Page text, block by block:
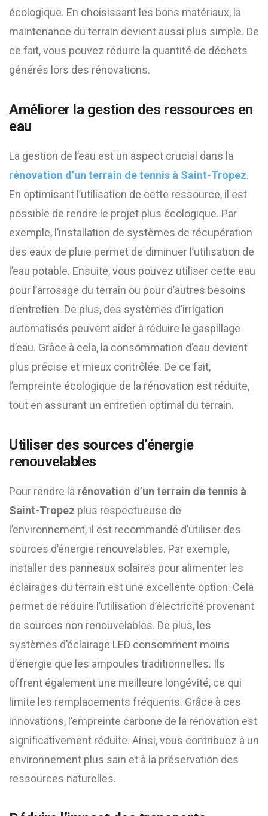
écologique. En choisissant les bons matériaux, la
maintenance du terrain devient aussi plus simple. De
ce fait, vous pouvez réduire la quantité de déchets
générés lors des rénovations.
Améliorer la gestion des ressources en
eau
La gestion de l’eau est un aspect crucial dans la
rénovation d’un terrain de tennis à Saint-Tropez.
En optimisant l’utilisation de cette ressource, il est
possible de rendre le projet plus écologique. Par
exemple, l’installation de systèmes de récupération
des eaux de pluie permet de diminuer l’utilisation de
l’eau potable. Ensuite, vous pouvez utiliser cette eau
pour l’arrosage du terrain ou pour d’autres besoins
d’entretien. De plus, des systèmes d’irrigation
automatisés peuvent aider à réduire le gaspillage
d’eau. Grâce à cela, la consommation d’eau devient
plus précise et mieux contrôlée. De ce fait,
l’empreinte écologique de la rénovation est réduite,
tout en assurant un entretien optimal du terrain.
Utiliser des sources d’énergie
renouvelables
Pour rendre la rénovation d’un terrain de tennis à
Saint-Tropez plus respectueuse de
l’environnement, il est recommandé d’utiliser des
sources d’énergie renouvelables. Par exemple,
installer des panneaux solaires pour alimenter les
éclairages du terrain est une excellente option. Cela
permet de réduire l’utilisation d’électricité provenant
de sources non renouvelables. De plus, les
systèmes d’éclairage LED consomment moins
d’énergie que les ampoules traditionnelles. Ils
offrent également une meilleure longévité, ce qui
limite les remplacements fréquents. Grâce à ces
innovations, l’empreinte carbone de la rénovation est
significativement réduite. Ainsi, vous contribuez à un
environnement plus sain et à la préservation des
ressources naturelles.